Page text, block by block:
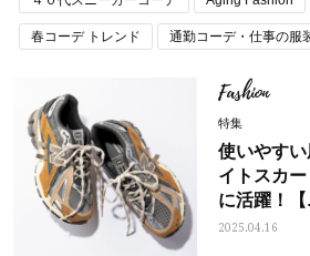
春コーデ トレンド 通勤コーデ・仕事の服
Fashion
特集
使いやす
イトスカ
に活躍！【
2025.04.16